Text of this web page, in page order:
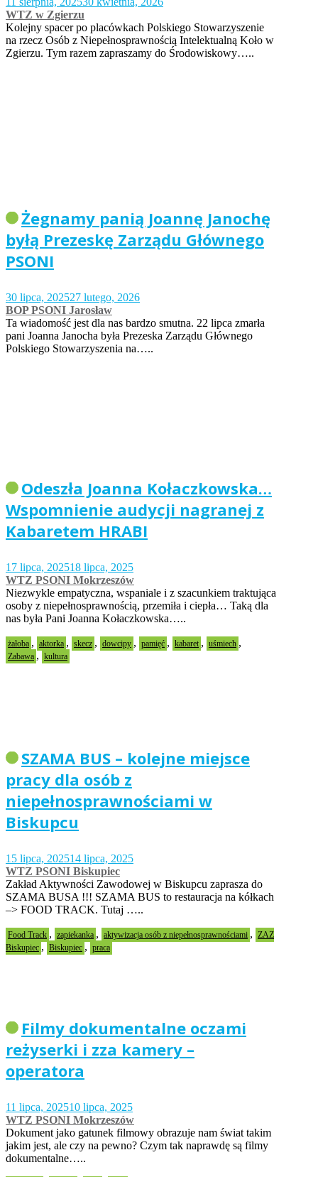
WTZ w Zgierzu
Kolejny spacer po placówkach Polskiego Stowarzyszenie
na rzecz Osób z Niepełnosprawnością Intelektualną Koło w
Zgierzu. Tym razem zapraszamy do Środowiskowy…..
Żegnamy panią Joannę Janochę
byłą Prezeskę Zarządu Głównego
PSONI
30 lipca, 202527 lutego, 2026
BOP PSONI Jarosław
Ta wiadomość jest dla nas bardzo smutna. 22 lipca zmarła
pani Joanna Janocha była Prezeska Zarządu Głównego
Polskiego Stowarzyszenia na…..
Odeszła Joanna Kołaczkowska…
Wspomnienie audycji nagranej z
Kabaretem HRABI
17 lipca, 202518 lipca, 2025
WTZ PSONI Mokrzeszów
Niezwykle empatyczna, wspaniale i z szacunkiem traktująca
osoby z niepełnosprawnością, przemiła i ciepła… Taką dla
nas była Pani Joanna Kołaczkowska…..
żałoba , aktorka , skecz , dowcipy , pamięć , kabaret , uśmiech ,
Zabawa , kultura
SZAMA BUS – kolejne miejsce
pracy dla osób z
niepełnosprawnościami w
Biskupcu
15 lipca, 202514 lipca, 2025
WTZ PSONI Biskupiec
Zakład Aktywności Zawodowej w Biskupcu zaprasza do
SZAMA BUSA !!! SZAMA BUS to restauracja na kółkach
–> FOOD TRACK. Tutaj …..
Food Track , zapiekanka , aktywizacja osób z niepełnosprawnościami ,
ZAZ
Biskupiec , Biskupiec , praca
Filmy dokumentalne oczami
reżyserki i zza kamery –
operatora
11 lipca, 202510 lipca, 2025
WTZ PSONI Mokrzeszów
Dokument jako gatunek filmowy obrazuje nam świat takim
jakim jest, ale czy na pewno? Czym tak naprawdę są filmy
dokumentalne…..